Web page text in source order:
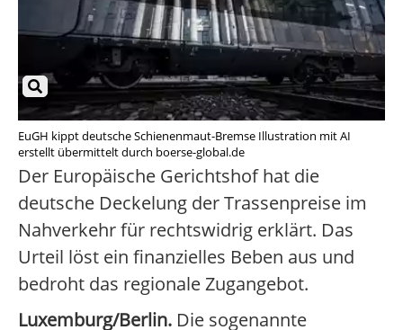
EuGH kippt deutsche Schienenmaut-Bremse Illustration mit AI
erstellt übermittelt durch boerse-global.de
Der Europäische Gerichtshof hat die
deutsche Deckelung der Trassenpreise im
Nahverkehr für rechtswidrig erklärt. Das
Urteil löst ein finanzielles Beben aus und
bedroht das regionale Zugangebot.
Luxemburg/Berlin. Die sogenannte